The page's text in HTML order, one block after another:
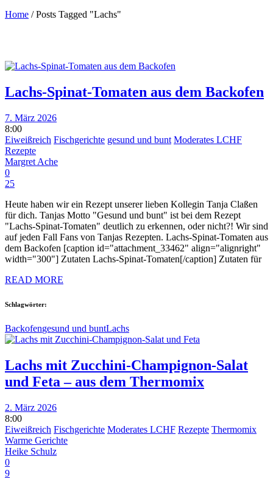
Home /Posts Tagged "Lachs"
Lachs-Spinat-Tomaten aus dem Backofen
7. März 2026
8:00
Eiweißreich Fischgerichte gesund und bunt Moderates LCHF
Rezepte
Margret Ache
0
25
Heute haben wir ein Rezept unserer lieben Kollegin Tanja Claßen
für dich. Tanjas Motto "Gesund und bunt" ist bei dem Rezept
"Lachs-Spinat-Tomaten" deutlich zu erkennen, oder nicht?! Wir sind
auf jeden Fall Fans von Tanjas Rezepten. Lachs-Spinat-Tomaten aus
dem Backofen [caption id="attachment_33462" align="alignright"
width="300"] Zutaten Lachs-Spinat-Tomaten[/caption] Zutaten für
READ MORE
Schlagwörter:
Backofengesund und buntLachs
Lachs mit Zucchini-Champignon-Salat
und Feta – aus dem Thermomix
2. März 2026
8:00
Eiweißreich Fischgerichte Moderates LCHF Rezepte Thermomix
Warme Gerichte
Heike Schulz
0
9